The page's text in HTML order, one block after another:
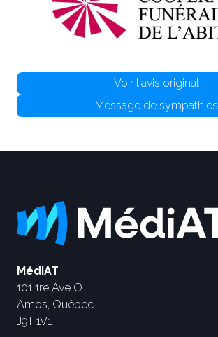
Voir l'avis original
Message de sympathies
MédiAT
101 1re Ave O
Amos, Québec
J9T 1V1